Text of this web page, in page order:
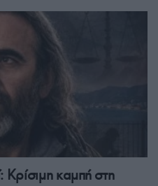
Κρίσιμη καμπή στη